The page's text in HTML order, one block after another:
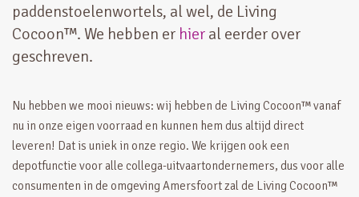
paddenstoelenwortels, al wel, de Living
Cocoon™. We hebben er hier al eerder over
geschreven.
Nu hebben we mooi nieuws: wij hebben de Living Cocoon™ vanaf
nu in onze eigen voorraad en kunnen hem dus altijd direct
leveren! Dat is uniek in onze regio. We krijgen ook een
depotfunctie voor alle collega-uitvaartondernemers, dus voor alle
consumenten in de omgeving Amersfoort zal de Living Cocoon™